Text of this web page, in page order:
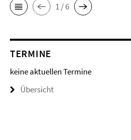
1 / 6
TERMINE
keine aktuellen Termine
Übersicht